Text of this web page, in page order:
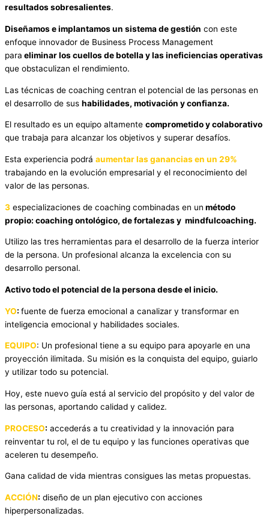
resultados sobresalientes.
Diseñamos e implantamos un sistema de gestión con este
enfoque innovador de Business Process Management
para eliminar los cuellos de botella y las ineficiencias operativas
que obstaculizan el rendimiento.
Las técnicas de coaching centran el potencial de las personas en
el desarrollo de sus habilidades, motivación y confianza.
El resultado es un equipo altamente comprometido y colaborativo
que trabaja para alcanzar los objetivos y superar desafíos.
Esta experiencia podrá aumentar las ganancias en un 29%
trabajando en la evolución empresarial y el reconocimiento del
valor de las personas.
3 especializaciones de coaching combinadas en un método
propio: coaching ontológico, de fortalezas y mindfulcoaching.
Utilizo las tres herramientas para el desarrollo de la fuerza interior
de la persona. Un profesional alcanza la excelencia con su
desarrollo personal.
Activo todo el potencial de la persona desde el inicio.
YO: fuente de fuerza emocional a canalizar y transformar en
inteligencia emocional y habilidades sociales.
EQUIPO: Un profesional tiene a su equipo para apoyarle en una
proyección ilimitada. Su misión es la conquista del equipo, guiarlo
y utilizar todo su potencial.
Hoy, este nuevo guía está al servicio del propósito y del valor de
las personas, aportando calidad y calidez.
PROCESO: accederás a tu creatividad y la innovación para
reinventar tu rol, el de tu equipo y las funciones operativas que
aceleren tu desempeño.
Gana calidad de vida mientras consigues las metas propuestas.
ACCIÓN: diseño de un plan ejecutivo con acciones
hiperpersonalizadas.